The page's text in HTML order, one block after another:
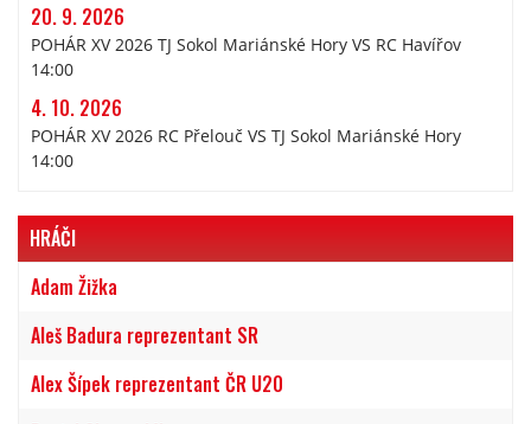
20. 9. 2026
POHÁR XV 2026 TJ Sokol Mariánské Hory VS RC Havířov
14:00
4. 10. 2026
POHÁR XV 2026 RC Přelouč VS TJ Sokol Mariánské Hory
14:00
HRÁČI
Adam Žižka
Aleš Badura reprezentant SR
Alex Šípek reprezentant ČR U20